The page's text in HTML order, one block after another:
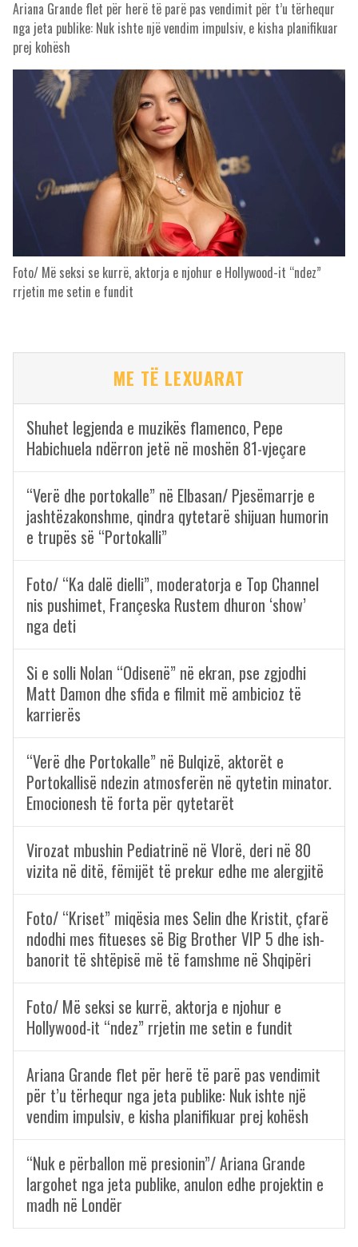
Ariana Grande flet për herë të parë pas vendimit për t’u tërhequr
nga jeta publike: Nuk ishte një vendim impulsiv, e kisha planifikuar
prej kohësh
Foto/ Më seksi se kurrë, aktorja e njohur e Hollywood-it “ndez”
rrjetin me setin e fundit
ME TË LEXUARAT
Shuhet legjenda e muzikës flamenco, Pepe
Habichuela ndërron jetë në moshën 81-vjeçare
“Verë dhe portokalle” në Elbasan/ Pjesëmarrje e
jashtëzakonshme, qindra qytetarë shijuan humorin
e trupës së “Portokalli”
Foto/ “Ka dalë dielli”, moderatorja e Top Channel
nis pushimet, Françeska Rustem dhuron ‘show’
nga deti
Si e solli Nolan “Odisenë” në ekran, pse zgjodhi
Matt Damon dhe sfida e filmit më ambicioz të
karrierës
“Verë dhe Portokalle” në Bulqizë, aktorët e
Portokallisë ndezin atmosferën në qytetin minator.
Emocionesh të forta për qytetarët
Virozat mbushin Pediatrinë në Vlorë, deri në 80
vizita në ditë, fëmijët të prekur edhe me alergjitë
Foto/ “Kriset” miqësia mes Selin dhe Kristit, çfarë
ndodhi mes fitueses së Big Brother VIP 5 dhe ish-
banorit të shtëpisë më të famshme në Shqipëri
Foto/ Më seksi se kurrë, aktorja e njohur e
Hollywood-it “ndez” rrjetin me setin e fundit
Ariana Grande flet për herë të parë pas vendimit
për t’u tërhequr nga jeta publike: Nuk ishte një
vendim impulsiv, e kisha planifikuar prej kohësh
“Nuk e përballon më presionin”/ Ariana Grande
largohet nga jeta publike, anulon edhe projektin e
madh në Londër